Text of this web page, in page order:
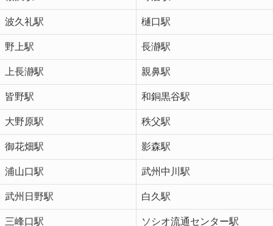
波久礼駅 樋口駅
野上駅 長瀞駅
上長瀞駅 親鼻駅
皆野駅 和銅黒谷駅
大野原駅 秩父駅
御花畑駅 影森駅
浦山口駅 武州中川駅
武州日野駅 白久駅
三峰口駅 ソシオ流通センター駅